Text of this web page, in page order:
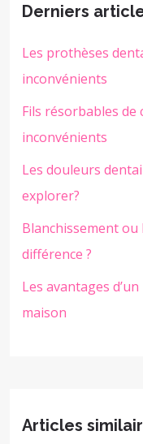
Derniers
Les prothèses
inconvénients
Fils résorbables de
inconvénients
Les douleurs
explorer?
Blanchissement ou
différence ?
Les avantages
maison
Articles